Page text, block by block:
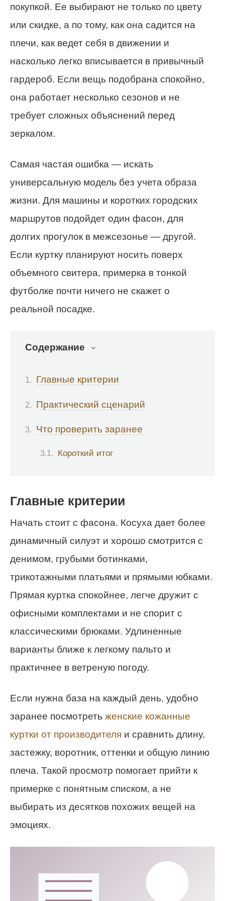
покупкой. Ее выбирают не только по цвету
или скидке, а по тому, как она садится на
плечи, как ведет себя в движении и
насколько легко вписывается в привычный
гардероб. Если вещь подобрана спокойно,
она работает несколько сезонов и не
требует сложных объяснений перед
зеркалом.
Самая частая ошибка — искать
универсальную модель без учета образа
жизни. Для машины и коротких городских
маршрутов подойдет один фасон, для
долгих прогулок в межсезонье — другой.
Если куртку планируют носить поверх
объемного свитера, примерка в тонкой
футболке почти ничего не скажет о
реальной посадке.
Содержание
Главные критерии
Практический сценарий
Что проверить заранее
Короткий итог
Главные критерии
Начать стоит с фасона. Косуха дает более
динамичный силуэт и хорошо смотрится с
денимом, грубыми ботинками,
трикотажными платьями и прямыми юбками.
Прямая куртка спокойнее, легче дружит с
офисными комплектами и не спорит с
классическими брюками. Удлиненные
варианты ближе к легкому пальто и
практичнее в ветреную погоду.
Если нужна база на каждый день, удобно
заранее посмотреть женские кожанные
куртки от производителя и сравнить длину,
застежку, воротник, оттенки и общую линию
плеча. Такой просмотр помогает прийти к
примерке с понятным списком, а не
выбирать из десятков похожих вещей на
эмоциях.